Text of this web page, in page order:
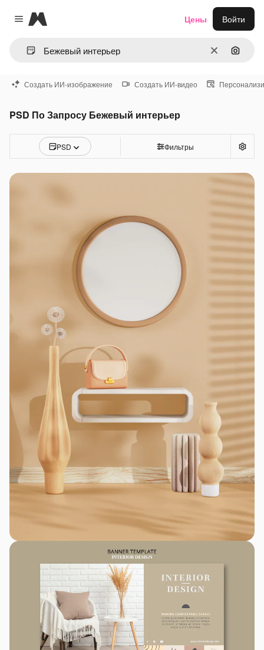
Close menu
Magnific
ОчиститьПоиск
Цены Войти
Создать ИИ-изображение Создать ИИ-видео
PSD По Запросу Бежевый интерьер
PSD Фильтры